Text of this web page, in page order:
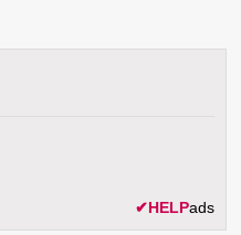
✔HELPads